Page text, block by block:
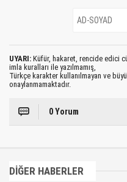
UYARI: Küfür, hakaret, rencide edici
imla kuralları ile yazılmamış,
Türkçe karakter kullanılmayan ve
onaylanmamaktadır.
0 Yorum
DİĞER HABERLER